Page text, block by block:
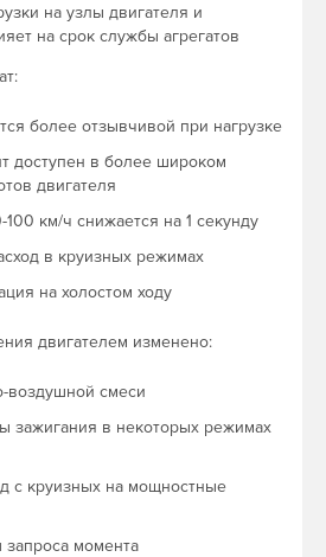
на узлы двигателя и
на срок службы агрегатов
более отзывчивой при нагрузке
доступен в более широком
двигателя
км/ч снижается на 1 секунду
в круизных режимах
на холостом ходу
двигателем изменено:
воздушной смеси
зажигания в некоторых режимах
с круизных на мощностные
момента